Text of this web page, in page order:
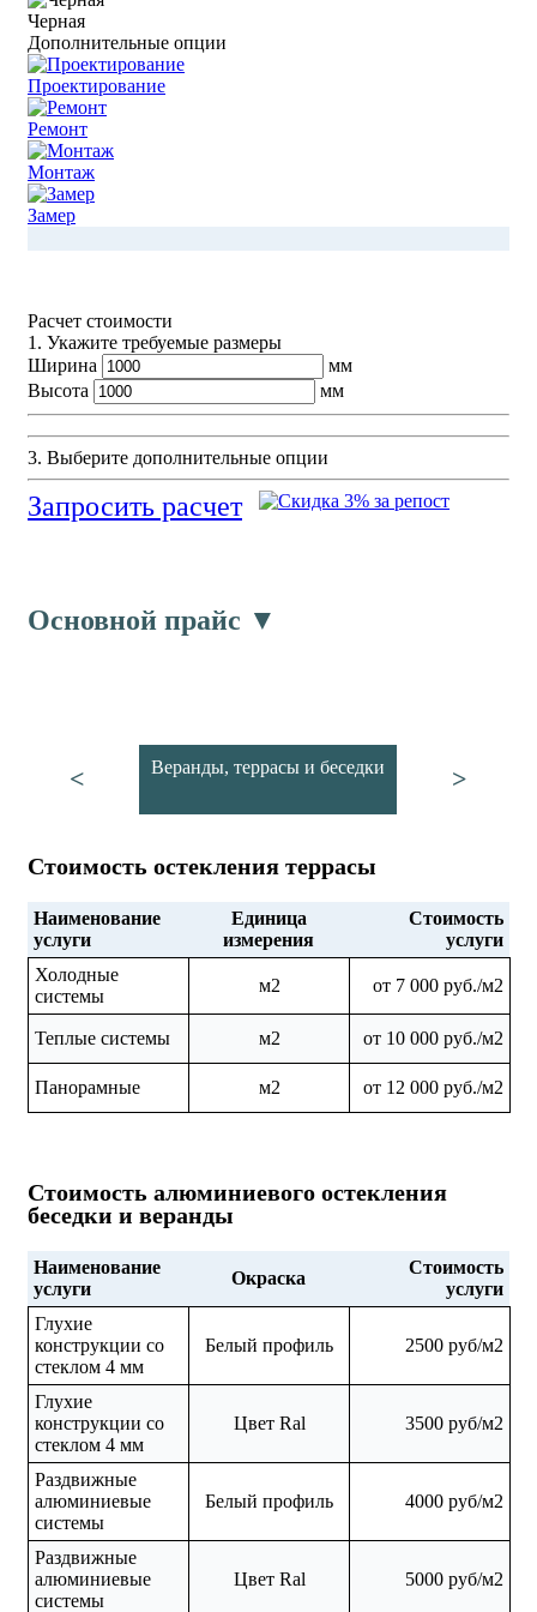
Черная
Дополнительные опции
Проектирование
Ремонт
Монтаж
Замер
Расчет стоимости
1. Укажите требуемые размеры
Ширина
мм
Высота
мм
3. Выберите дополнительные опции
Запросить расчет
Основной прайс ▼
< Веранды, террасы и беседки >
Стоимость остекления террасы
Наименование
услуги
Единица
измерения
Стоимость
услуги
Холодные
системы
м2 от 7 000 руб./м2
Теплые системы м2 от 10 000 руб./м2
Панорамные м2 от 12 000 руб./м2
Стоимость алюминиевого остекления
беседки и веранды
Наименование
услуги
Окраска
Стоимость
услуги
Глухие
конструкции со
стеклом 4 мм
Белый профиль 2500 руб/м2
Глухие
конструкции со
стеклом 4 мм
Цвет Ral 3500 руб/м2
Раздвижные
алюминиевые
системы
Белый профиль 4000 руб/м2
Раздвижные
алюминиевые
системы
Цвет Ral 5000 руб/м2